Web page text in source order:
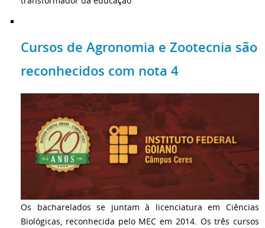
Cursos de Agronomia e Zootecnia são
reconhecidos com nota 4
Os bacharelados se juntam à licenciatura em Ciências
Biológicas, reconhecida pelo MEC em 2014. Os três cursos